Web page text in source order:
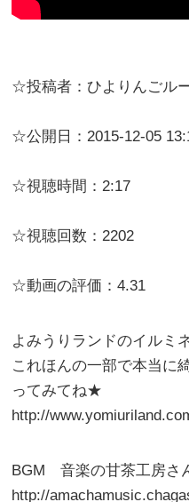
☆投稿者：ひよりんごル
☆公開日：2015-12-05
☆視聴時間：2:17
☆視聴回数：2202
☆動画の評価：4.31
よみうりランドのイルミ
これほんの一部で本当に
ってみてね★
http://
BGM 音楽の甘茶工房さ
http://